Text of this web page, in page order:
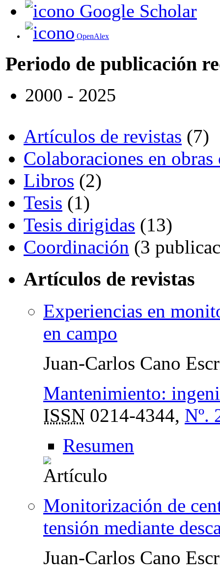
Google Scholar
OpenAlex
Periodo de publicación
2000 - 2025
Artículos de revistas (7)
Colaboraciones en
Libros (2)
Tesis (1)
Tesis dirigidas (13)
Coordinación (3
Artículos de revistas
Experiencias en
en campo
Juan-Carlos Cano
Mantenimiento:
ISSN 0214-4344, Nº.
Resumen
Monitorización de
tensión mediante
Juan-Carlos Cano